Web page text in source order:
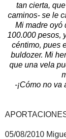
tan cierta,
caminos- se le
Mi madre oyó
100.000 pesos,
céntimo, pues
buldozer. Mi
que una vela
-¡Cómo no
05/08/2010